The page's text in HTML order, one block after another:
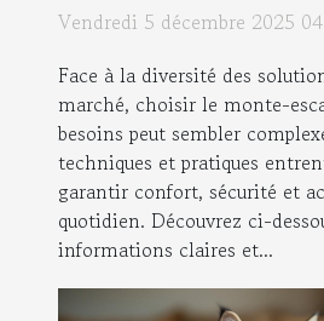
Vendredi 5 décembre 2025
Face à la diversité des
marché, choisir le monte-
besoins peut sembler
techniques et pratiques
garantir confort, sécurité et
quotidien. Découvrez ci-
informations claires et...